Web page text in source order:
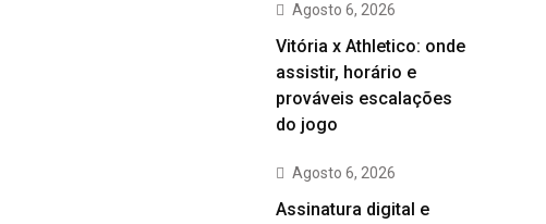
Agosto 6, 2026
Vitória x Athletico: onde
assistir, horário e
prováveis escalações
do jogo
Agosto 6, 2026
Assinatura digital e